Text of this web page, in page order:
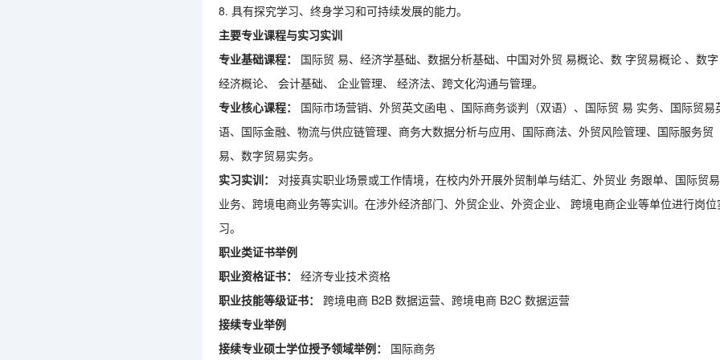
8. 具有探究学习、终身学习和可持续发展的能力。
主要专业课程与实习实训
专业基础课程：
国际贸 易、经济学基础、数据分析基础、中国对外贸 易概论、数 字贸易概论 、数字
经济概论、 会计基础、 企业管理、 经济法、跨文化沟通与管理。
专业核心课程：
国际市场营销、外贸英文函电 、国际商务谈判（双语）、国际贸 易 实务、国际贸易
语、国际金融、物流与供应链管理、商务大数据分析与应用、国际商法、外贸风险管理、国际服务贸
易、数字贸易实务。
实习实训：
对接真实职业场景或工作情境，在校内外开展外贸制单与结汇、外贸业 务跟单、国际贸易
业务、跨境电商业务等实训。在涉外经济部门、外贸企业、外资企业、 跨境电商企业等单位进行岗位
习。
职业类证书举例
职业资格证书：
经济专业技术资格
职业技能等级证书：
跨境电商 B2B 数据运营、跨境电商 B2C 数据运营
接续专业举例
接续专业硕士学位授予领域举例：
国际商务